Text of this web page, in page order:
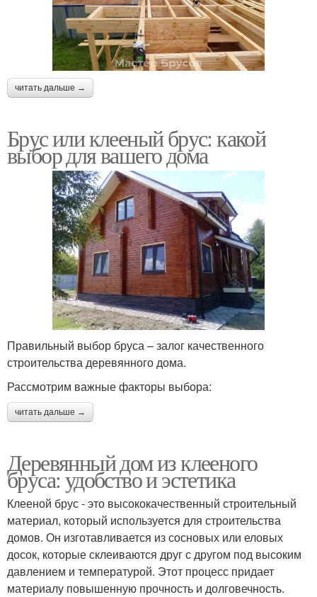
читать дальше →
Брус или клееный брус: какой
выбор для вашего дома
Правильный выбор бруса – залог качественного
строительства деревянного дома.
Рассмотрим важные факторы выбора:
читать дальше →
Деревянный дом из клееного
бруса: удобство и эстетика
Клееной брус - это высококачественный строительный
материал, который используется для строительства
домов. Он изготавливается из сосновых или еловых
досок, которые склеиваются друг с другом под высоким
давлением и температурой. Этот процесс придает
материалу повышенную прочность и долговечность.